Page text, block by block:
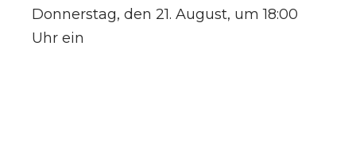
Donnerstag, den 21. August, um 18:00
Uhr ein